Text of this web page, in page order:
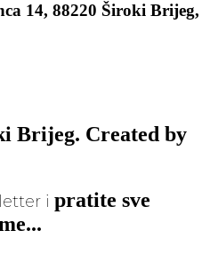
14, 88220 Široki Brijeg,
Brijeg. Created by
i pratite sve